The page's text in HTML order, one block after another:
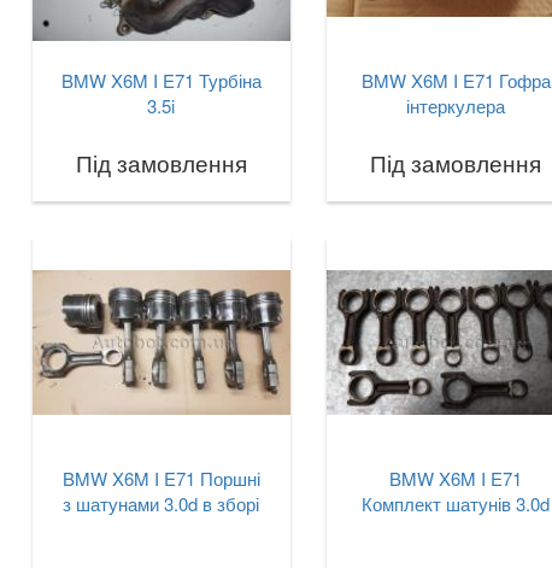
BMW X6M I E71 Турбіна
3.5i
Під замовлення
BMW X6M I E71 Гофра
інтеркулера
Під замовлення
BMW X6M I E71 Поршні
з шатунами 3.0d в зборі
BMW X6M I E71
Комплект шатунів 3.0d